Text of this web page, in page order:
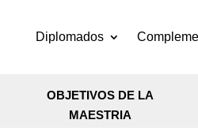
Diplomados
OBJETIVOS DE LA
MAESTRIA